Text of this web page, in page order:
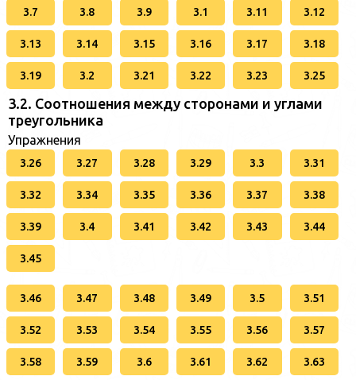
3.7 3.8 3.9 3.1 3.11 3.12
3.13 3.14 3.15 3.16 3.17 3.18
3.19 3.2 3.21 3.22 3.23 3.25
3.2. Соотношения между сторонами и углами
треугольника
Упражнения
3.26 3.27 3.28 3.29 3.3 3.31
3.32 3.34 3.35 3.36 3.37 3.38
3.39 3.4 3.41 3.42 3.43 3.44
3.45
3.46 3.47 3.48 3.49 3.5 3.51
3.52 3.53 3.54 3.55 3.56 3.57
3.58 3.59 3.6 3.61 3.62 3.63